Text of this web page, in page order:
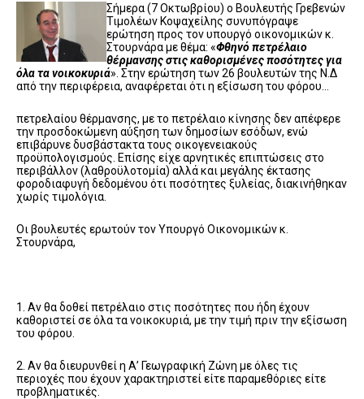
Σήμερα (7 Οκτωβρίου) ο Βουλευτής Γρεβενών
Τιμολέων Κοψαχείλης συνυπόγραψε
ερώτηση προς τον υπουργό οικονομικών κ.
Στουρνάρα με θέμα: «Φθηνό πετρέλαιο
θέρμανσης στις καθορισμένες ποσότητες για
όλα τα νοικοκυριά». Στην ερώτηση των 26 βουλευτών της Ν.Δ
από την περιφέρεια, αναφέρεται ότι η εξίσωση του φόρου…
πετρελαίου θέρμανσης, με το πετρέλαιο κίνησης δεν απέφερε
την προσδοκώμενη αύξηση των δημοσίων εσόδων, ενώ
επιβάρυνε δυσβάστακτα τους οικογενειακούς
προϋπολογισμούς. Επίσης είχε αρνητικές επιπτώσεις στο
περιβάλλον (λαθροϋλοτομία) αλλά και μεγάλης έκτασης
φοροδιαφυγή δεδομένου ότι ποσότητες ξυλείας, διακινήθηκαν
χωρίς τιμολόγια.
Οι βουλευτές ερωτούν τον Υπουργό Οικονομικών κ.
Στουρνάρα,
1. Αν θα δοθεί πετρέλαιο στις ποσότητες που ήδη έχουν
καθοριστεί σε όλα τα νοικοκυριά, με την τιμή πριν την εξίσωση
του φόρου.
2. Αν θα διευρυνθεί η Α’ Γεωγραφική Ζώνη με όλες τις
περιοχές που έχουν χαρακτηριστεί είτε παραμεθόριες είτε
προβληματικές.